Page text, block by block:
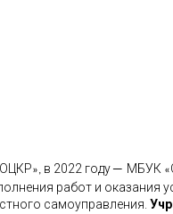
ОЦКР», в 2022 году– МБУК «
работ и оказания
самоуправления.